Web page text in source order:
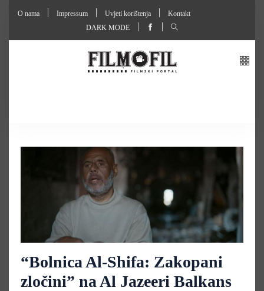
O nama Impressum Uvjeti korištenja
Kontakt
DARK MODE
“Bolnica Al-Shifa: Zakopani
zločini” na Al Jazeeri Balkans